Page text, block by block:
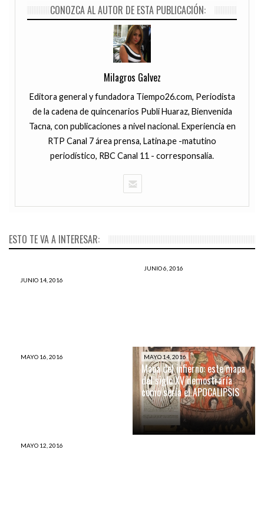
CONOZCA AL AUTOR DE ESTA PUBLICACIÓN:
Milagros Galvez
Editora general y fundadora Tiempo26.com, Periodista
de la cadena de quincenarios Publi Huaraz, Bienvenida
Tacna, con publicaciones a nivel nacional. Experiencia en
RTP Canal 7 área prensa, Latina.pe -matutino
periodístico, RBC Canal 11 - corresponsalía.
ESTO TE VA A INTERESAR:
JUNIO 14, 2016
JUNIO 6, 2016
MAYO 16, 2016 MAYO 14, 2016
Mapa del infierno: este mapa
del siglo XV demostraría
como sería el APOCALIPSIS
MAYO 12, 2016